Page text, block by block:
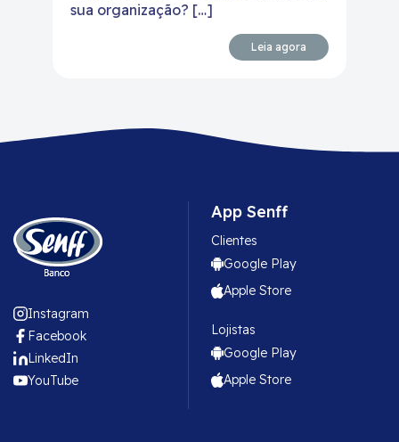
sua organização? […]
Leia agora
App Senff
Clientes
Google Play
Apple Store
Lojistas
Google Play
Apple Store
Instagram
Facebook
LinkedIn
YouTube